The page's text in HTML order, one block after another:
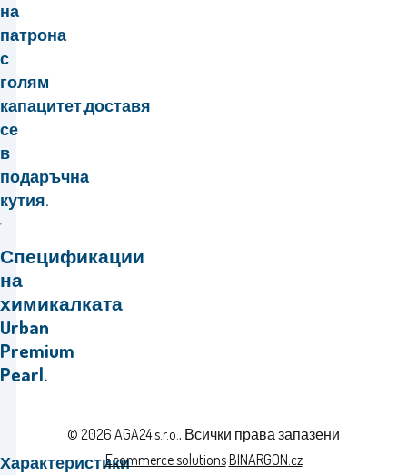
на
патрона
с
голям
капацитет.доставя
се
в
подаръчна
кутия.
Спецификации
на
химикалката
Urban
Premium
Pearl.
Характеристики
© 2026 AGA24 s.r.o., Всички права запазени
Ecommerce solutionsBINARGON.cz